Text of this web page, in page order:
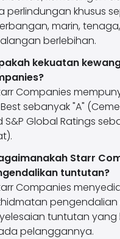
perlindungan khusus
marin,
berlebihan.
kekuatan
Companies
Best sebanyak "A"
S&P Global Ratings
Starr
tuntutan?
Companies
tuntutan yang
pelanggannya.